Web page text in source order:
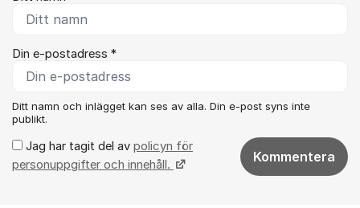
Din e-postadress *
Ditt namn och inlägget kan ses av alla. Din e-post syns inte
publikt.
Jag har tagit del av policyn för
personuppgifter och innehåll.
Kommentera